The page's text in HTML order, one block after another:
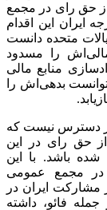
از حق رای در مجمع
ایران این اقدام
متحده دانست
را مسدود
منابع مالی
بدهی‌اش را
دسترس نیست که
حق رای در این
باشد. با این
مجمع عمومی
مشارکت ایران در
فائو، داشته